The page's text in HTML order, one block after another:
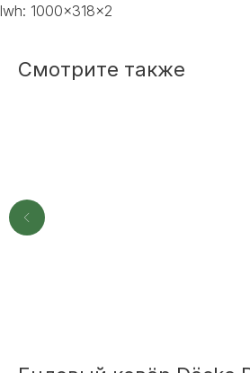
lwh: 1000x318x2
Смотрите также
С ВЫБОРОМ?